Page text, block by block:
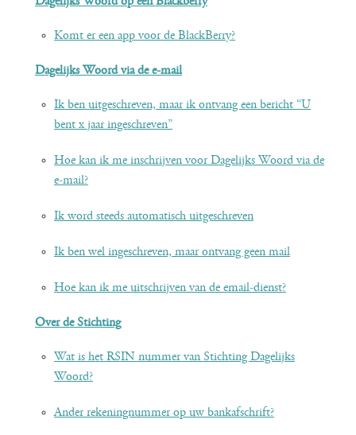
Komt er een app voor de BlackBerry?
Dagelijks Woord via de e-mail
Ik ben uitgeschreven, maar ik ontvang een bericht “U
bent x jaar ingeschreven”
Hoe kan ik me inschrijven voor Dagelijks Woord via de
e-mail?
Ik word steeds automatisch uitgeschreven
Ik ben wel ingeschreven, maar ontvang geen mail
Hoe kan ik me uitschrijven van de email-dienst?
Over de Stichting
Wat is het RSIN nummer van Stichting Dagelijks
Woord?
Ander rekeningnummer op uw bankafschrift?